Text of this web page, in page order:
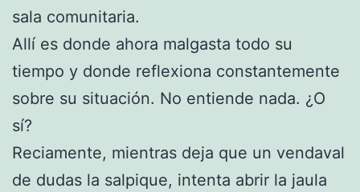
sala comunitaria.
Allí es donde ahora malgasta todo su
tiempo y donde reflexiona constantemente
sobre su situación. No entiende nada. ¿O
sí?
Reciamente, mientras deja que un vendaval
de dudas la salpique, intenta abrir la jaula